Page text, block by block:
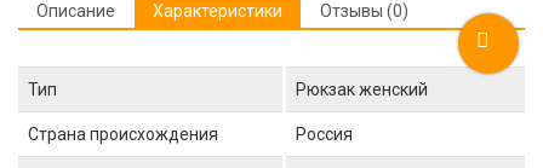
Описание Характеристики Отзывы (0)
Тип Рюкзак женский
Страна происхождения Россия